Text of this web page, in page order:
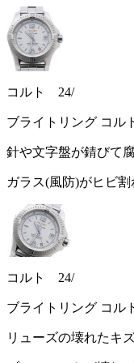
コルト 24/
ブライトリング コル
針や文字盤が錆びて
ガラス(風防)がヒビ
コルト 24/
ブライトリング コル
リューズの壊れたキ